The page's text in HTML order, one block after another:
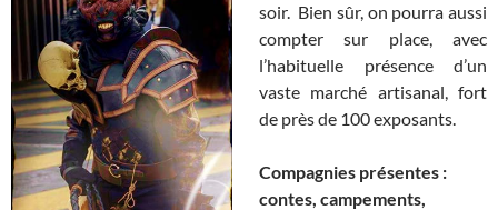
soir. Bien sûr, on pourra aussi
compter sur place, avec
l’habituelle présence d’un
vaste marché artisanal, fort
de près de 100 exposants.
Compagnies présentes :
contes, campements,